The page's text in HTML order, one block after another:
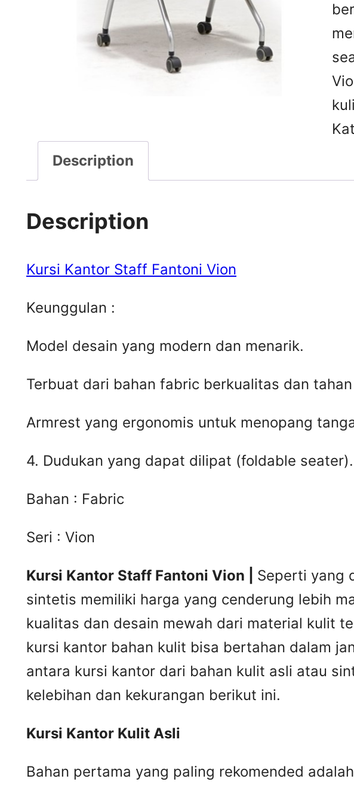
Description
Description
Kursi Kantor Staff Fantoni Vion
Keunggulan :
Model desain yang modern dan menarik.
Terbuat dari bahan fabric berkualitas dan
Armrest yang ergonomis untuk menopang
4. Dudukan yang dapat dilipat (foldable seater).
Bahan : Fabric
Seri : Vion
Kursi Kantor Staff Fantoni Vion | Seperti yang
sintetis memiliki harga yang cenderung lebih
kualitas dan desain mewah dari material kulit
kursi kantor bahan kulit bisa bertahan dalam
antara kursi kantor dari bahan kulit asli atau
kelebihan dan kekurangan berikut ini.
Kursi Kantor Kulit Asli
Bahan pertama yang paling rekomended